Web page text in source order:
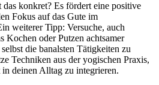
konkret? Es fördert eine positive
Fokus auf das Gute im
weiterer Tipp: Versuche, auch
Kochen oder Putzen achtsamer
die banalsten Tätigkeiten zu
Techniken aus der yogischen Praxis,
deinen Alltag zu integrieren.